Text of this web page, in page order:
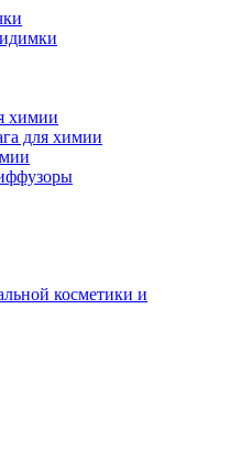
химии
для химии